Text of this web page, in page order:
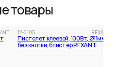
товары
12-0105 REXANT
Пистолет клеевой, 100Вт, Ø11мм,
без кнопки, блистер REXANT